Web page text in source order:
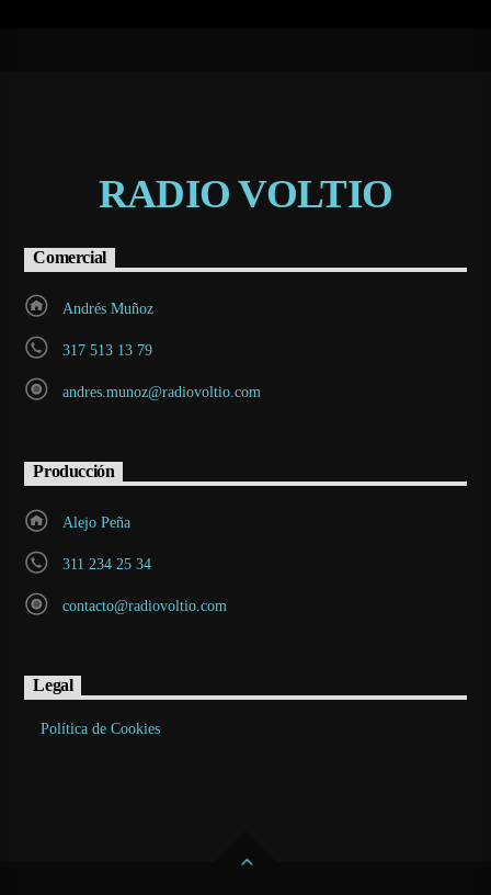
RADIO VOLTIO
Comercial
Andrés Muñoz
317 513 13 79
andres.munoz@radiovoltio.com
Producción
Alejo Peña
311 234 25 34
contacto@radiovoltio.com
Legal
Política de Cookies